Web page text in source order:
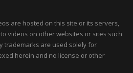
are hosted on this site or its servers,
videos on other websites or sites such
trademarks are used solely for
herein and no license or other